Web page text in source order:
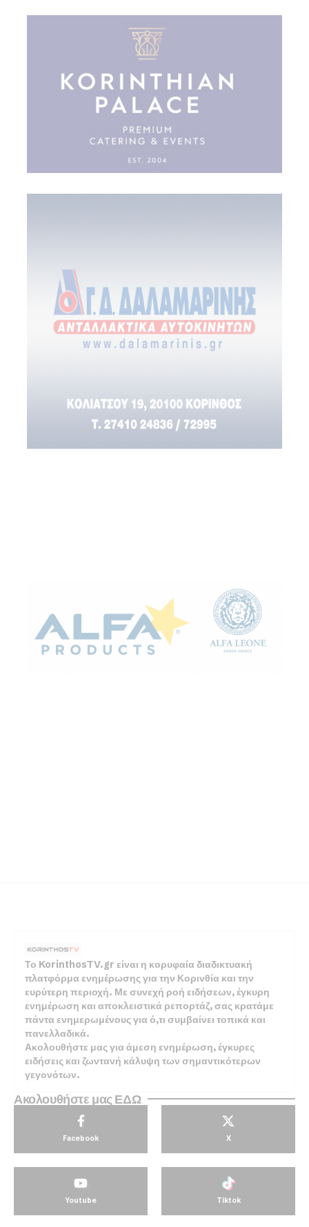
Το KorinthosTV.gr είναι η κορυφαία διαδικτυακή
πλατφόρμα ενημέρωσης για την Κορινθία και την
ευρύτερη περιοχή. Με συνεχή ροή ειδήσεων, έγκυρη
ενημέρωση και αποκλειστικά ρεπορτάζ, σας κρατάμε
πάντα ενημερωμένους για ό,τι συμβαίνει τοπικά και
πανελλαδικά.
Ακολουθήστε μας για άμεση ενημέρωση, έγκυρες
ειδήσεις και ζωντανή κάλυψη των σημαντικότερων
γεγονότων.
Ακολουθήστε μας ΕΔΩ
Facebook X
Youtube Tiktok